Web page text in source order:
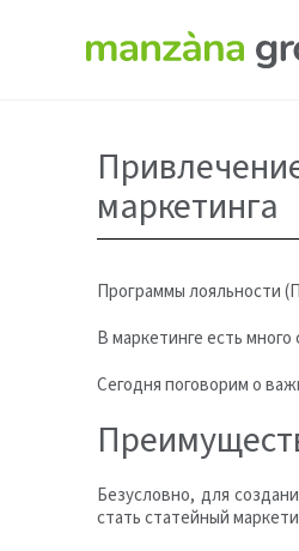
маркетинга
Программы лояльности
В маркетинге есть
Сегодня поговорим о
Безусловно, для
стать статейный